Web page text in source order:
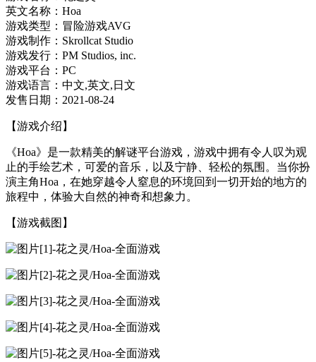
英文名称：Hoa
游戏类型：冒险游戏AVG
游戏制作：Skrollcat Studio
游戏发行：PM Studios, inc.
游戏平台：PC
游戏语言：中文,英文,日文
发售日期：2021-08-24
【游戏介绍】
《Hoa》是一款精美的解谜平台游戏，游戏中拥有令人叹为观
止的手绘艺术，可爱的音乐，以及宁静、轻松的氛围。当你扮
演主角Hoa，在她穿越令人窒息的环境回到一切开始的地方的
旅程中，体验大自然的神奇和想象力。
【游戏截图】